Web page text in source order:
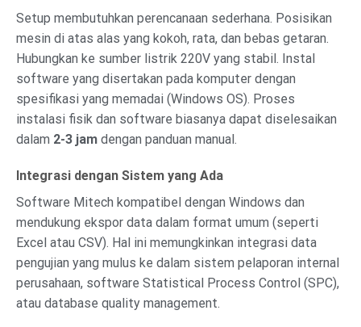
Setup membutuhkan perencanaan sederhana. Posisikan
mesin di atas alas yang kokoh, rata, dan bebas getaran.
Hubungkan ke sumber listrik 220V yang stabil. Instal
software yang disertakan pada komputer dengan
spesifikasi yang memadai (Windows OS). Proses
instalasi fisik dan software biasanya dapat diselesaikan
dalam 2-3 jam dengan panduan manual.
Integrasi dengan Sistem yang Ada
Software Mitech kompatibel dengan Windows dan
mendukung ekspor data dalam format umum (seperti
Excel atau CSV). Hal ini memungkinkan integrasi data
pengujian yang mulus ke dalam sistem pelaporan internal
perusahaan, software Statistical Process Control (SPC),
atau database quality management.